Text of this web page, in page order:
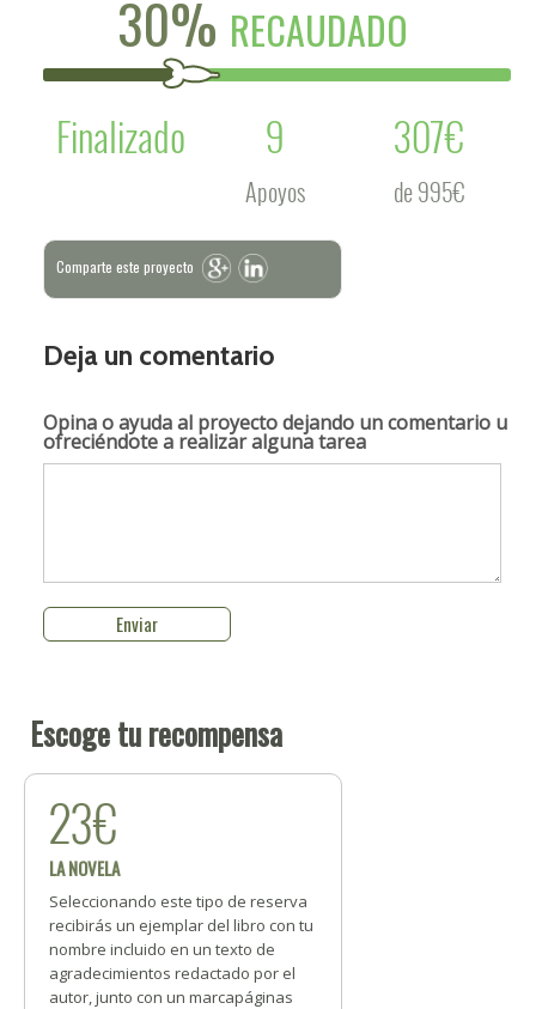
30% RECAUDADO
Finalizado
9
Apoyos
307€
de 995€
Comparte este proyecto
Deja un comentario
Opina o ayuda al proyectodejando un comentario u
ofreciéndote a realizar alguna tarea
Escoge tu recompensa
23€
LA NOVELA
Seleccionando este tipo de reserva
recibirás un ejemplar del libro con tu
nombre incluido en un texto de
agradecimientos redactado por el
autor, junto con un marcapáginas